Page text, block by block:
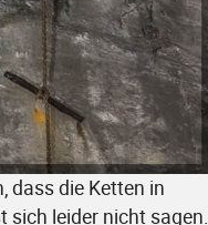
dass die Ketten in
sich leider nicht sagen.